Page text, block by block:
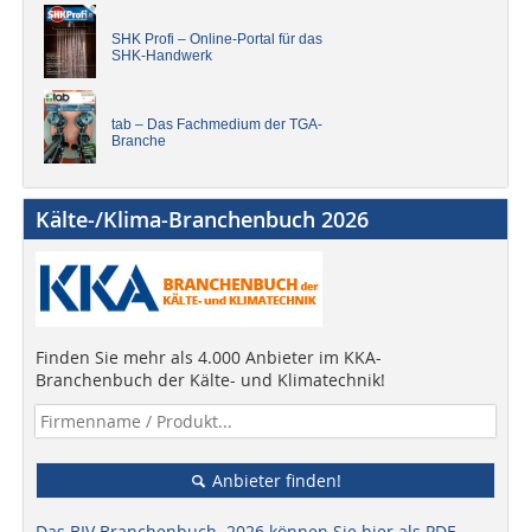
SHK Profi – Online-Portal für das
SHK-Handwerk
tab – Das Fachmedium der TGA-
Branche
Kälte-/Klima-Branchenbuch 2026
Finden Sie mehr als 4.000 Anbieter im KKA-
Branchenbuch der Kälte- und Klimatechnik!
Anbieter finden!